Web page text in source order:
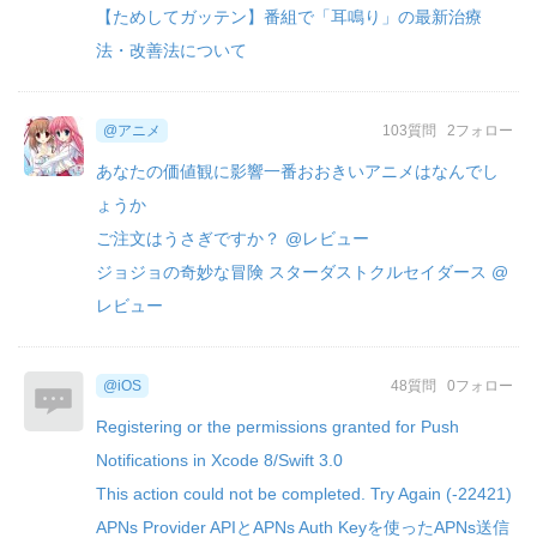
【ためしてガッテン】番組で「耳鳴り」の最新治療
法・改善法について
103質問 2フォロー
@アニメ
あなたの価値観に影響一番おおきいアニメはなんでし
ょうか
ご注文はうさぎですか？ @レビュー
ジョジョの奇妙な冒険 スターダストクルセイダース @
レビュー
48質問 0フォロー
@iOS
Registering or the permissions granted for Push
Notifications in Xcode 8/Swift 3.0
This action could not be completed. Try Again (-22421)
APNs Provider APIとAPNs Auth Keyを使ったAPNs送信